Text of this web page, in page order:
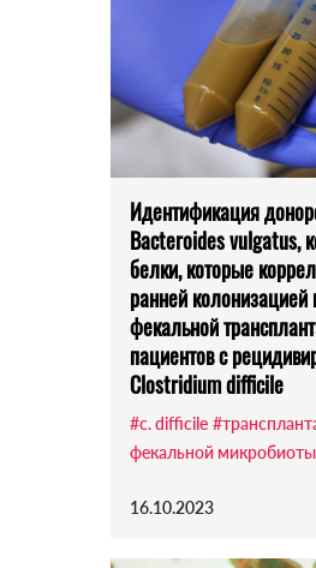
Идентификация
Bacteroides vulgatus,
белки, которые
ранней колонизацией
фекальной
пациентов с
Clostridium difficile
#c. difficile
фекальной микробиоты
16.10.2023